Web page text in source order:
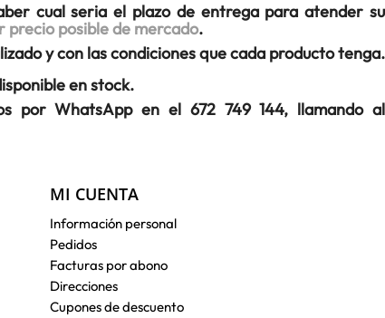
cual seria el plazo de entrega para atender su
posible de mercado.
y con las condiciones que cada producto tenga.
en stock.
por WhatsApp en el 672 749 144, llamando al
MI CUENTA
Información personal
Pedidos
Facturas por abono
Direcciones
Cupones de descuento